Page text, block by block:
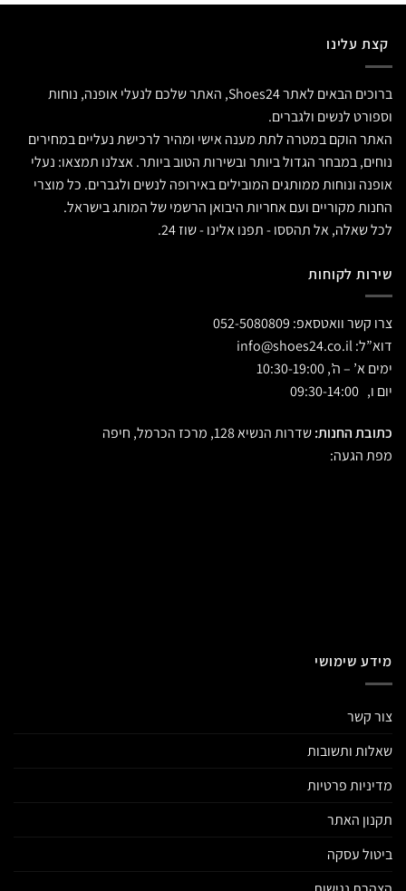
קצת עלינו
ברוכים הבאים לאתר Shoes24, האתר שלכם לנעלי אופנה, נוחות
וספורט לנשים ולגברים.
האתר הוקם במטרה לתת מענה אישי ומהיר לרכישת נעליים במחירים
נוחים, במבחר הגדול ביותר ובשירות הטוב ביותר. אצלנו תמצאו: נעלי
אופנה ונוחות ממותגים המובילים באירופה לנשים ולגברים. כל מוצרי
החנות מקוריים ועם אחריות היבואן הרשמי של המותג בישראל.
לכל שאלה, אל תהססו - תפנו אלינו - שוז 24.
שירות לקוחות
צרו קשר וואטסאפ: 052-5080809
דוא”ל:
ימים א’ – ה’, 10:30-19:00
יום ו, 09:30-14:00
כתובת החנות:שדרות הנשיא 128, מרכז הכרמל, חיפה
מפת הגעה:
מידע שימושי
צור קשר
שאלות ותשובות
מדיניות פרטיות
תקנון האתר
ביטול עסקה